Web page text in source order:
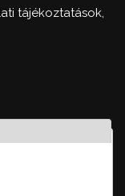
tájékoztatások,